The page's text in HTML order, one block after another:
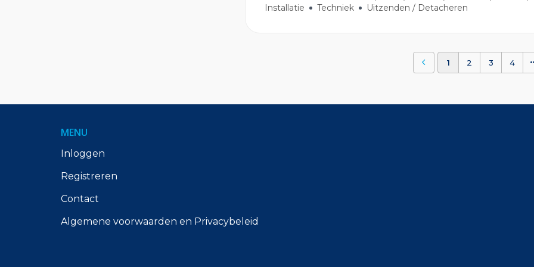
Installatie
Techniek Uitzenden / Detacheren
1 2 3 4
MENU
Inloggen
Registreren
Contact
Algemene voorwaarden en Privacybeleid